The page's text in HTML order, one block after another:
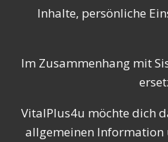
Inhalte, persönliche
Im Zusammenhang mit
VitalPlus4u möchte dich
allgemeinen Information